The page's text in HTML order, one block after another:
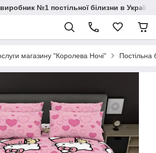
№1 постільної білизни в Україні
магазину "Королева Ночі" Постільна